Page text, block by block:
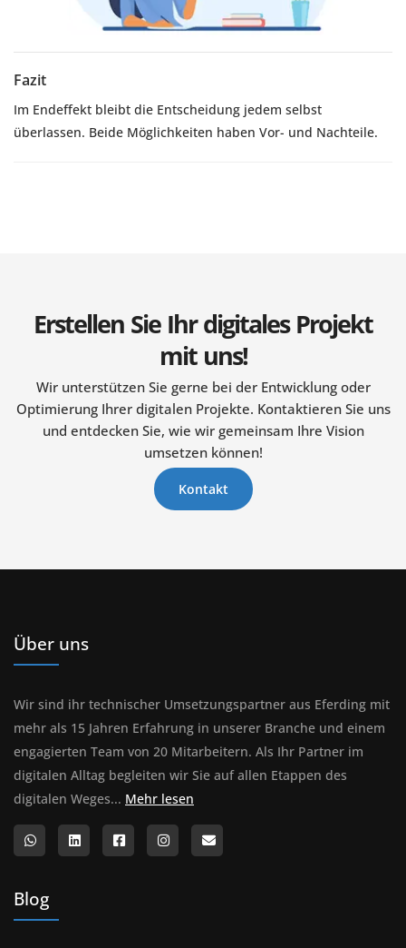
Fazit
Im Endeffekt bleibt die Entscheidung jedem selbst
überlassen. Beide Möglichkeiten haben Vor- und Nachteile.
Erstellen Sie Ihr digitales Projekt
mit uns!
Wir unterstützen Sie gerne bei der Entwicklung oder
Optimierung Ihrer digitalen Projekte. Kontaktieren Sie uns
und entdecken Sie, wie wir gemeinsam Ihre Vision
umsetzen können!
Kontakt
Über uns
Wir sind ihr technischer Umsetzungspartner aus Eferding mit
mehr als 15 Jahren Erfahrung in unserer Branche und einem
engagierten Team von 20 Mitarbeitern. Als Ihr Partner im
digitalen Alltag begleiten wir Sie auf allen Etappen des
digitalen Weges... Mehr lesen
Blog